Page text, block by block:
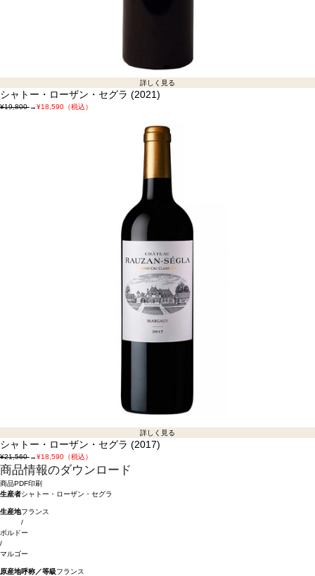
詳しく見る
シャトー・ローザン・セグラ (2021)
¥19,800→¥18,590（税込）
詳しく見る
シャトー・ローザン・セグラ (2017)
¥21,560→¥18,590（税込）
商品情報のダウンロード
商品PDF印刷
生産者シャトー・ローザン・セグラ
生産地フランス
/
ボルドー
/
マルゴー
原産地呼称／等級フランス